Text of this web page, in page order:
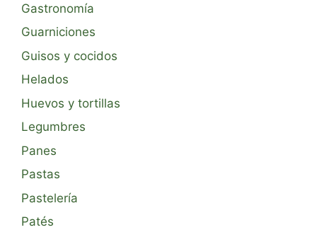
Gastronomía
Guarniciones
Guisos y cocidos
Helados
Huevos y tortillas
Legumbres
Panes
Pastas
Pastelería
Patés